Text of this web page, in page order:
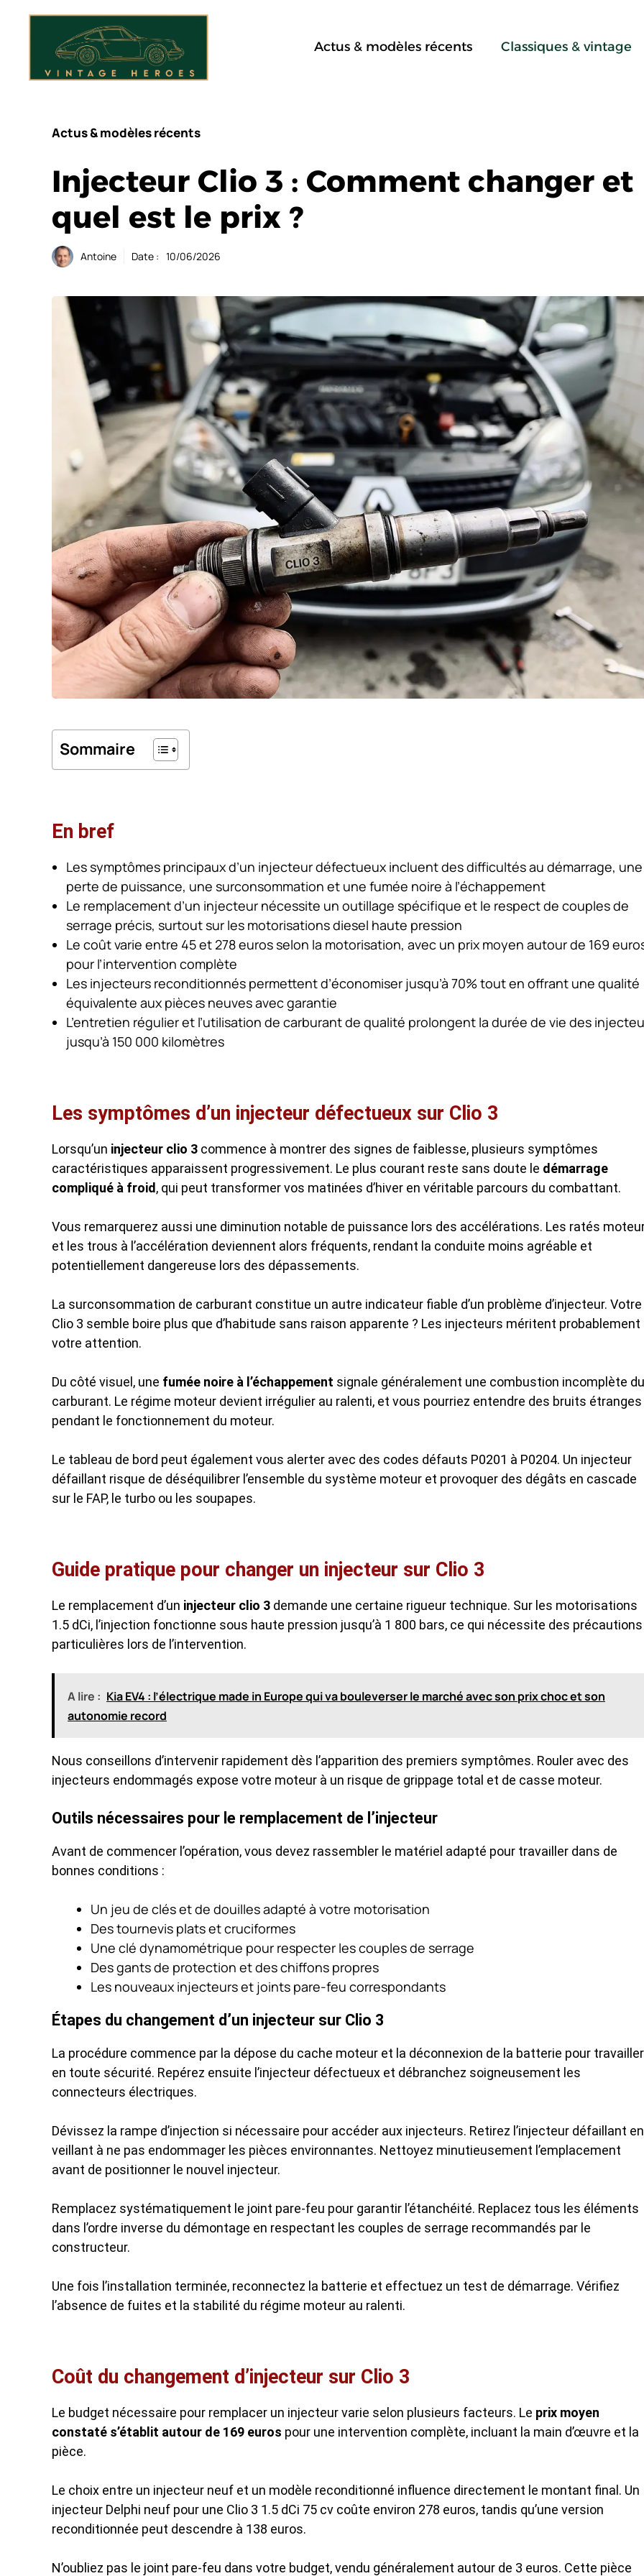
Actus & modèles récents Classiques & vintage
Actus & modèles récents
Injecteur Clio 3 : Comment changer et
quel est le prix ?
Antoine Date : 10/06/2026
Sommaire
En bref
Les symptômes principaux d’un injecteur défectueux incluent des difficultés au démarrage, une
perte de puissance, une surconsommation et une fumée noire à l’échappement
Le remplacement d’un injecteur nécessite un outillage spécifique et le respect de couples de
serrage précis, surtout sur les motorisations diesel haute pression
Le coût varie entre 45 et 278 euros selon la motorisation, avec un prix moyen autour de 169
pour l’intervention complète
Les injecteurs reconditionnés permettent d’économiser jusqu’à 70% tout en offrant une qualité
équivalente aux pièces neuves avec garantie
L’entretien régulier et l’utilisation de carburant de qualité prolongent la durée de vie des
jusqu’à 150 000 kilomètres
Les symptômes d’un injecteur défectueux sur Clio 3
Lorsqu’un injecteur clio 3 commence à montrer des signes de faiblesse, plusieurs symptômes
caractéristiques apparaissent progressivement. Le plus courant reste sans doute le démarrage
compliqué à froid, qui peut transformer vos matinées d’hiver en véritable parcours du combattant.
Vous remarquerez aussi une diminution notable de puissance lors des accélérations. Les ratés
et les trous à l’accélération deviennent alors fréquents, rendant la conduite moins agréable et
potentiellement dangereuse lors des dépassements.
La surconsommation de carburant constitue un autre indicateur fiable d’un problème d’injecteur. Votre
Clio 3 semble boire plus que d’habitude sans raison apparente ? Les injecteurs méritent probablement
votre attention.
Du côté visuel, une fumée noire à l’échappement signale généralement une combustion incomplète du
carburant. Le régime moteur devient irrégulier au ralenti, et vous pourriez entendre des bruits étranges
pendant le fonctionnement du moteur.
Le tableau de bord peut également vous alerter avec des codes défauts P0201 à P0204. Un injecteur
défaillant risque de déséquilibrer l’ensemble du système moteur et provoquer des dégâts en cascade
sur le FAP, le turbo ou les soupapes.
Guide pratique pour changer un injecteur sur Clio 3
Le remplacement d’un injecteur clio 3 demande une certaine rigueur technique. Sur les motorisations
1.5 dCi, l’injection fonctionne sous haute pression jusqu’à 1 800 bars, ce qui nécessite des précautions
particulières lors de l’intervention.
A lire : Kia EV4 : l’électrique made in Europe qui va bouleverser le marché avec son prix choc et son
autonomie record
Nous conseillons d’intervenir rapidement dès l’apparition des premiers symptômes. Rouler avec des
injecteurs endommagés expose votre moteur à un risque de grippage total et de casse moteur.
Outils nécessaires pour le remplacement de l’injecteur
Avant de commencer l’opération, vous devez rassembler le matériel adapté pour travailler dans de
bonnes conditions :
Un jeu de clés et de douilles adapté à votre motorisation
Des tournevis plats et cruciformes
Une clé dynamométrique pour respecter les couples de serrage
Des gants de protection et des chiffons propres
Les nouveaux injecteurs et joints pare-feu correspondants
Étapes du changement d’un injecteur sur Clio 3
La procédure commence par la dépose du cache moteur et la déconnexion de la batterie pour travailler
en toute sécurité. Repérez ensuite l’injecteur défectueux et débranchez soigneusement les
connecteurs électriques.
Dévissez la rampe d’injection si nécessaire pour accéder aux injecteurs. Retirez l’injecteur défaillant en
veillant à ne pas endommager les pièces environnantes. Nettoyez minutieusement l’emplacement
avant de positionner le nouvel injecteur.
Remplacez systématiquement le joint pare-feu pour garantir l’étanchéité. Replacez tous les éléments
dans l’ordre inverse du démontage en respectant les couples de serrage recommandés par le
constructeur.
Une fois l’installation terminée, reconnectez la batterie et effectuez un test de démarrage. Vérifiez
l’absence de fuites et la stabilité du régime moteur au ralenti.
Coût du changement d’injecteur sur Clio 3
Le budget nécessaire pour remplacer un injecteur varie selon plusieurs facteurs. Le prix moyen
constaté s’établit autour de 169 euros pour une intervention complète, incluant la main d’œuvre et la
pièce.
Le choix entre un injecteur neuf et un modèle reconditionné influence directement le montant final. Un
injecteur Delphi neuf pour une Clio 3 1.5 dCi 75 cv coûte environ 278 euros, tandis qu’une version
reconditionnée peut descendre à 138 euros.
N’oubliez pas le joint pare-feu dans votre budget, vendu généralement autour de 3 euros. Cette pièce